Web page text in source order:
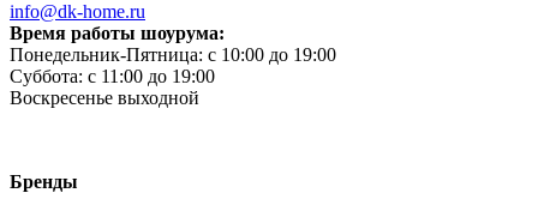
info@dk-home.ru
Время работы шоурума:
Понедельник-Пятница: c 10:00 до 19:00
Суббота: c 11:00 до 19:00
Воскресенье выходной
Бренды